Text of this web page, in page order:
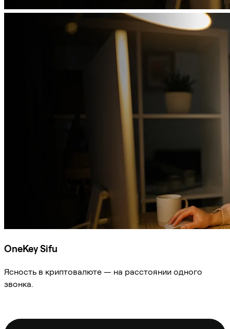
OneKey Sifu
Ясность в криптовалюте — на расстоянии одного
звонка.